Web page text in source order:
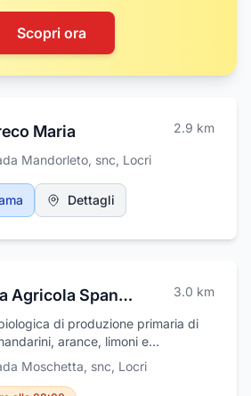
Scopri ora
Maria 2.9 km
Mandorleto, snc, Locri
Dettagli
Azienda Agricola Spano' Giovanni Battista 3.0 km
di produzione primaria di
arance, limoni e
Moschetta, snc, Locri